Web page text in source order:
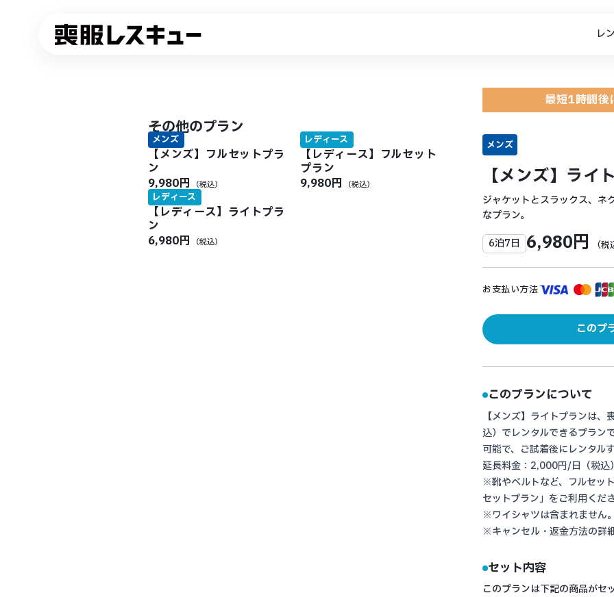
レ
最短1時間後
メンズ
【メンズ】ライ
ジャケットとスラックス、ネ
なプラン。
6泊7日 6,980円 （税
お支払い方法
このプ
このプランについて
【メンズ】ライトプランは
込）でレンタルできるプラン
可能で、ご試着後にレンタル
延長料金：2,000円/日（税込）
※靴やベルトなど、フルセッ
セットプラン」をご利用くださ
※ワイシャツは含まれません。
※キャンセル・返金方法の詳
セット内容
このプランは下記の商品がセ
その他のプラン
メンズ
【メンズ】フルセットプラ
ン
9,980円
（税込）
レディース
【レディース】フルセット
プラン
9,980円
（税込）
レディース
【レディース】ライトプラ
ン
6,980円
（税込）